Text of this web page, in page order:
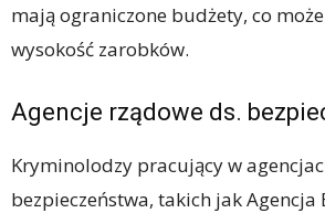
mają ograniczone budżety, co
wysokość zarobków.
Agencje rządowe ds.
Kryminolodzy pracujący w
bezpieczeństwa, takich jak Agencja